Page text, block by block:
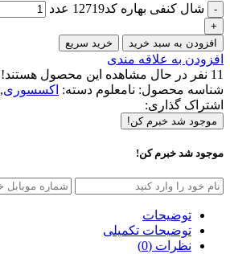
شال کنفی بهاره کد12719 عدد
افزودن به سبد خرید خرید سریع
افزودن به علاقه مندی
11 نفر در حال مشاهده این محصول هستند!
شناسه محصول: نامعلوم دسته: اکسسوری,
اشتراک گذاری:
موجود شد خبرم کن!
موجود شد خبرم کن!
توضیحات
توضیحات تکمیلی
نظرات (0)